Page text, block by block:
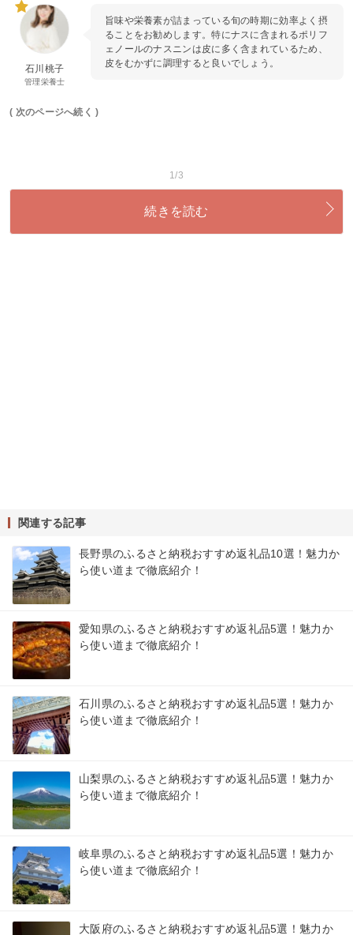
石川桃子
管理栄養士
旨味や栄養素が詰まっている旬の時期に効率よく摂
ることをお勧めします。特にナスに含まれるポリフ
ェノールのナスニンは皮に多く含まれているため、
皮をむかずに調理すると良いでしょう。
( 次のページへ続く )
1/3
続きを読む
関連する記事
長野県のふるさと納税おすすめ返礼品10選！魅力か
ら使い道まで徹底紹介！
愛知県のふるさと納税おすすめ返礼品5選！魅力か
ら使い道まで徹底紹介！
石川県のふるさと納税おすすめ返礼品5選！魅力か
ら使い道まで徹底紹介！
山梨県のふるさと納税おすすめ返礼品5選！魅力か
ら使い道まで徹底紹介！
岐阜県のふるさと納税おすすめ返礼品5選！魅力か
ら使い道まで徹底紹介！
大阪府のふるさと納税おすすめ返礼品5選！魅力か